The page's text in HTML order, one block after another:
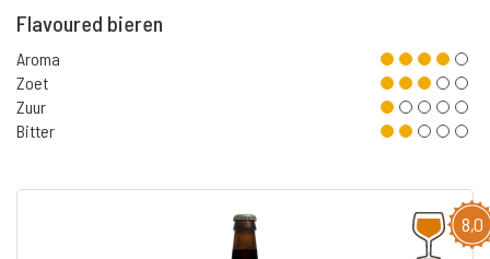
Flavoured bieren
Aroma
Zoet
Zuur
Bitter
8,0